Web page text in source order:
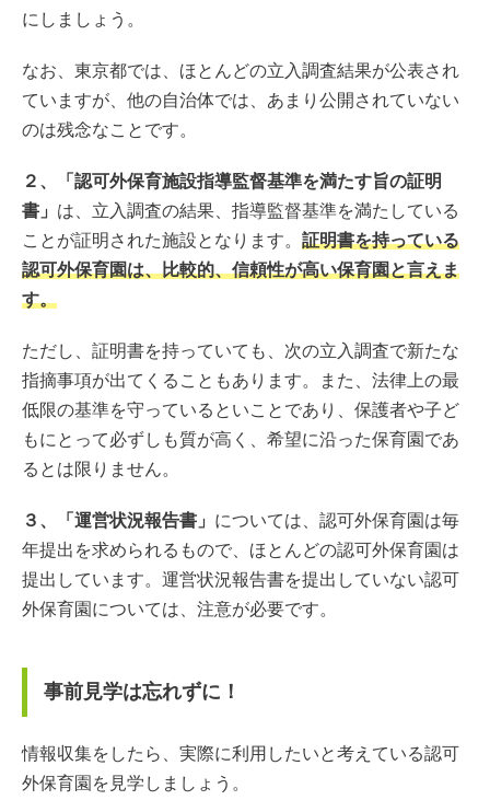
にしましょう。
なお、東京都では、ほとんどの立入調査結果が公表され
ていますが、他の自治体では、あまり公開されていない
のは残念なことです。
２、「認可外保育施設指導監督基準を満たす旨の証明
書」 は、立入調査の結果、指導監督基準を満たしている
ことが証明された施設となります。 証明書を持っている
認可外保育園は、比較的、信頼性が高い保育園と言えま
す。
ただし、証明書を持っていても、次の立入調査で新たな
指摘事項が出てくることもあります。また、法律上の最
低限の基準を守っているといことであり、保護者や子ど
もにとって必ずしも質が高く、希望に沿った保育園であ
るとは限りません。
３、「運営状況報告書」 については、認可外保育園は毎
年提出を求められるもので、ほとんどの認可外保育園は
提出しています。運営状況報告書を提出していない認可
外保育園については、注意が必要です。
事前見学は忘れずに！
情報収集をしたら、実際に利用したいと考えている認可
外保育園を見学しましょう。